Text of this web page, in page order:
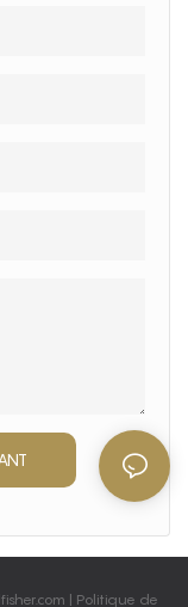
lfisher.com | Politique de